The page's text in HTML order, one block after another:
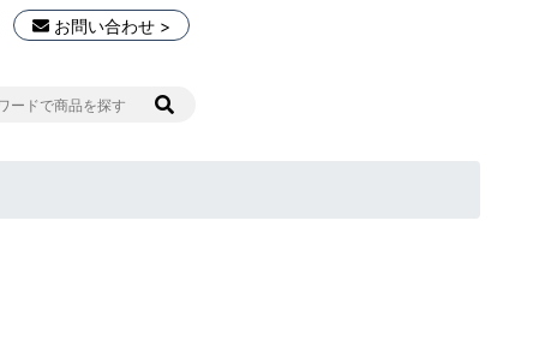
お問い合わせ >